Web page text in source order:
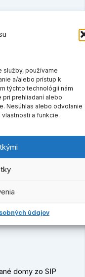
služby, používame
a/alebo prístup k
týchto technológií nám
pri prehliadaní alebo
Nesúhlas alebo odvolanie
a funkcie.
údajov
domy zo SIP